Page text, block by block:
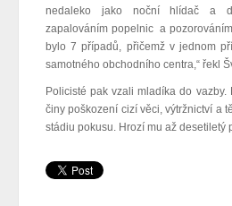
nedaleko jako noční hlídač a
zapalováním popelnic a
bylo 7 případů, přičemž v jednom
samotného obchodního centra,“ řekl
Policisté pak vzali mladíka do vazby.
činy poškození cizí věci, výtržnictví a
stádiu pokusu. Hrozí mu až desetiletý